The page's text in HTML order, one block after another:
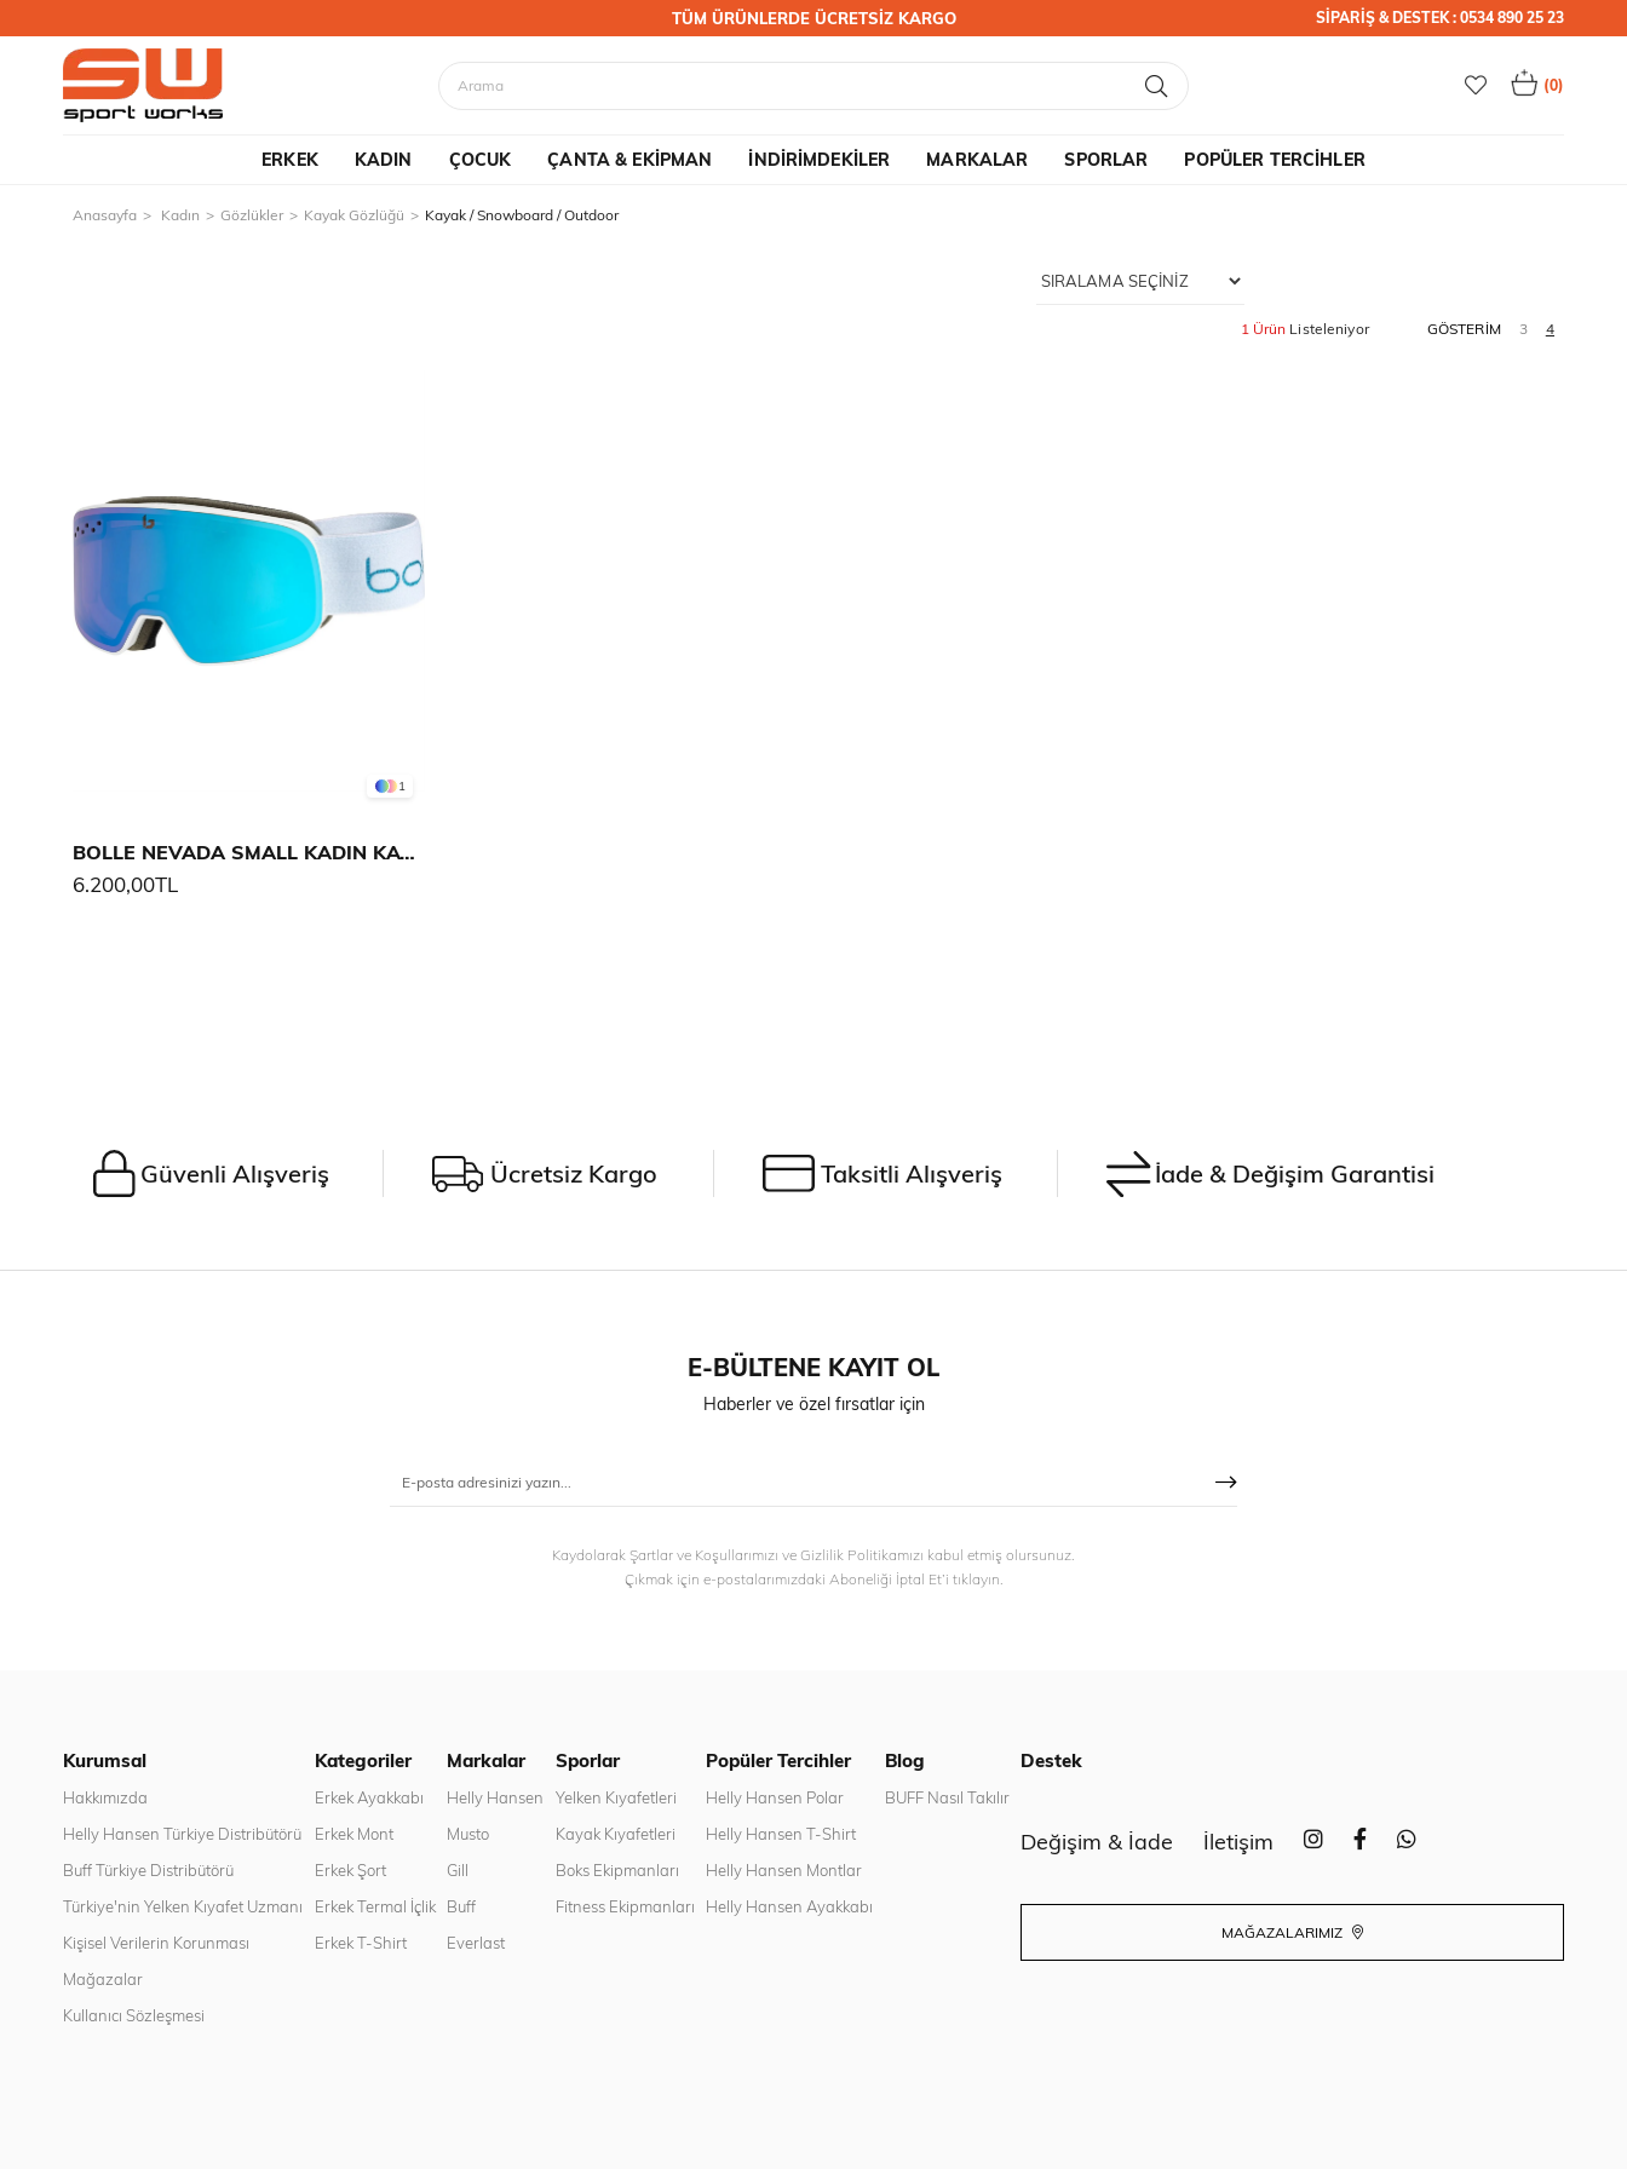
TÜM ÜRÜNLERDE ÜCRETSİZ KARGO SİPARİŞ & DESTEK : 0534 890 25 23
0
ERKEK KADIN ÇOCUK ÇANTA & EKİPMAN İNDİRİMDEKİLER MARKALAR SPORLAR POPÜLER TERCİHLER
Anasayfa Kadın Gözlükler Kayak Gözlüğü Kayak / Snowboard / Outdoor
1 Ürün
1
BOLLE NEVADA SMALL KADIN KAYAK GÖZLÜĞÜ
6.200,00TL
Güvenli Alışveriş Ücretsiz Kargo Taksitli Alışveriş İade & Değişim Garantisi
E-BÜLTENE KAYIT OL
Haberler ve özel fırsatlar için
Kaydolarak Şartlar ve Koşullarımızı ve Gizlilik Politikamızı kabul etmiş olursunuz.
Çıkmak için e-postalarımızdaki Aboneliği İptal Et’i tıklayın.
Kurumsal
Hakkımızda
Helly Hansen Türkiye Distribütörü
Buff Türkiye Distribütörü
Türkiye'nin Yelken Kıyafet Uzmanı
Kişisel Verilerin Korunması
Mağazalar
Kullanıcı Sözleşmesi
Kategoriler
Erkek Ayakkabı
Erkek Mont
Erkek Şort
Erkek Termal İçlik
Erkek T-Shirt
Markalar
Helly Hansen
Musto
Gill
Buff
Everlast
Sporlar
Yelken Kıyafetleri
Kayak Kıyafetleri
Boks Ekipmanları
Fitness Ekipmanları
Popüler Tercihler
Helly Hansen Polar
Helly Hansen T-Shirt
Helly Hansen Montlar
Helly Hansen Ayakkabı
Blog
BUFF Nasıl Takılır
Destek
Değişim & İade İletişim
MAĞAZALARIMIZ